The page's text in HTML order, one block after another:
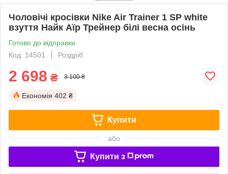
Чоловічі кросівки Nike Air Trainer 1 SP white
взуття Найк Аїр Трейнер білі весна осінь
Готово до відправки
Код: 14501
Роздріб
2 698 ₴ 3 100 ₴
Економія 402 ₴
Купити
або
Купити з